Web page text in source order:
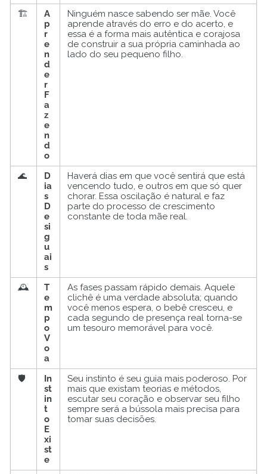
🏗️
A
p
r
e
n
d
e
r
F
a
z
e
n
d
o
Ninguém nasce sabendo ser mãe. Você
aprende através do erro e do acerto, e
essa é a forma mais autêntica e corajosa
de construir a sua própria caminhada ao
lado do seu pequeno filho.
🌊
D
ia
s
D
e
si
g
u
ai
s
Haverá dias em que você sentirá que está
vencendo tudo, e outros em que só quer
chorar. Essa oscilação é natural e faz
parte do processo de crescimento
constante de toda mãe real.
🕰️
T
e
m
p
o
V
o
a
As fases passam rápido demais. Aquele
clichê é uma verdade absoluta; quando
você menos espera, o bebê cresceu, e
cada segundo de presença real torna-se
um tesouro memorável para você.
🛡️
In
st
in
t
o
E
xi
st
e
Seu instinto é seu guia mais poderoso. Por
mais que existam teorias e métodos,
escutar seu coração e observar seu filho
sempre será a bússola mais precisa para
tomar suas decisões.